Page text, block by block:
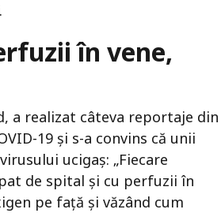
în vene,
a realizat câteva reportaje din
19 și s-a convins că unii
ucigaș: „Fiecare
de spital și cu perfuzii în
pe față și văzând cum